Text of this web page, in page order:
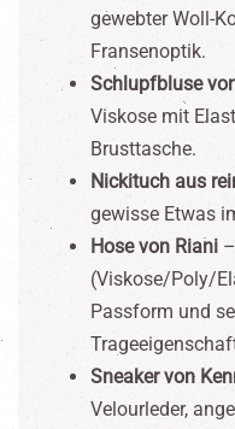
gewebter Woll-
Fransenoptik.
Schlupfbluse
Viskose mit
Brusttasche.
Nickituch aus
gewisse Etwas
Hose von Riani
(Viskose/Poly/
Passform und
Sneaker von
Velourleder,